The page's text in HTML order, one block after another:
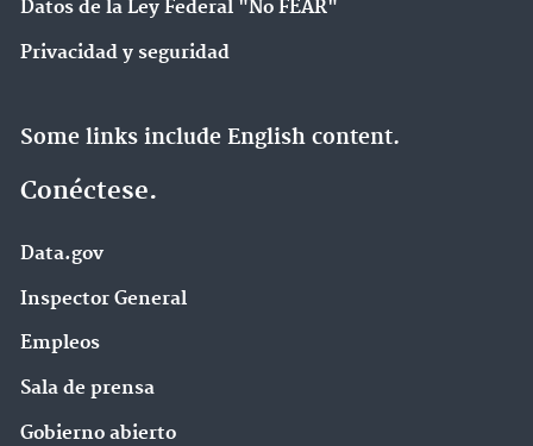
Datos de la Ley Federal "No FEAR"
Privacidad y seguridad
Some links include English content.
Conéctese.
Data.gov
Inspector General
Empleos
Sala de prensa
Gobierno abierto